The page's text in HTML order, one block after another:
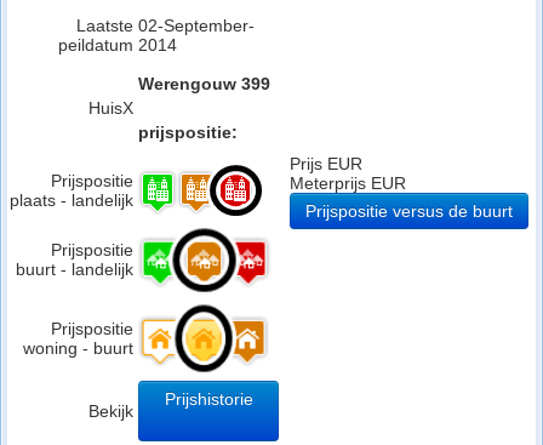
Laatste
peildatum
02-September-
2014
HuisX
Werengouw 399
prijspositie:
Prijspositie
plaats - landelijk
Prijspositie
buurt - landelijk
Prijspositie
woning - buurt
Bekijk
Prijshistorie
Prijs EUR
Meterprijs EUR
Prijspositie versus de buurt